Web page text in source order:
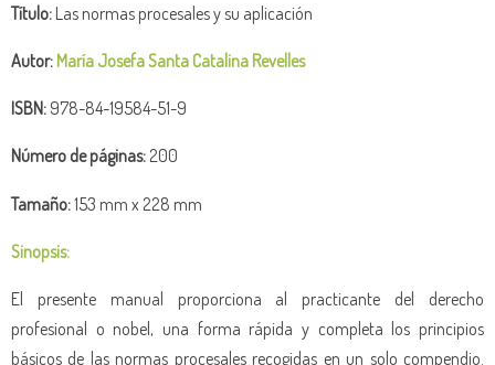
Título:Las normas procesales y su aplicación
Autor:María Josefa Santa Catalina Revelles
ISBN:978-84-19584-51-9
Número depáginas:200
Tamaño:153 mm x 228 mm
Sinopsis:
El presente manual proporciona al practicante del derecho
profesional o nobel, una forma rápida y completa los principios
básicos de las normas procesales recogidas en un solo compendio.